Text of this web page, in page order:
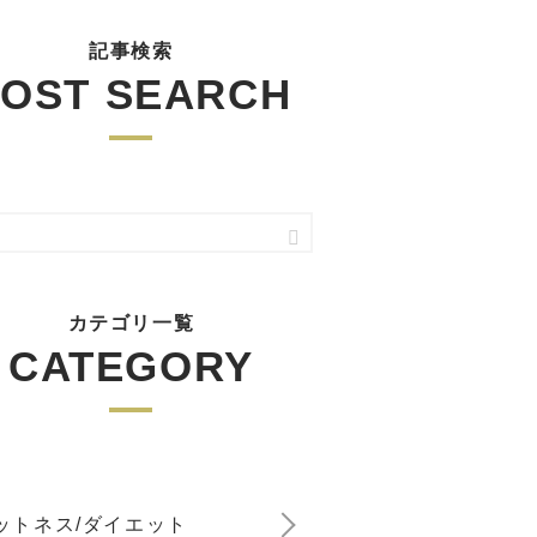
記事検索
SEARCH
カテゴリ一覧
CATEGORY
トネス/ダイエット